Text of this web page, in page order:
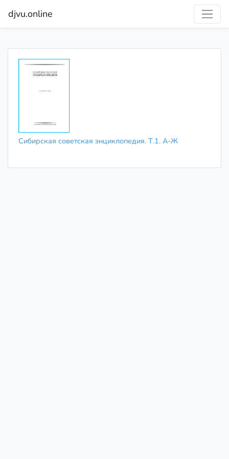
djvu.online
Сибирская советская энциклопедия. Т.1. А-Ж